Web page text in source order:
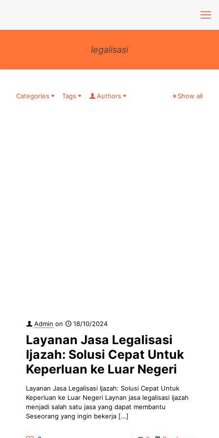
legalisasi
Categories Tags Authors Show all
Admin on 18/10/2024
Layanan Jasa Legalisasi
Ijazah: Solusi Cepat Untuk
Keperluan ke Luar Negeri
Layanan Jasa Legalisasi Ijazah: Solusi Cepat Untuk
Keperluan ke Luar Negeri Laynan jasa legalisasi ijazah
menjadi salah satu jasa yang dapat membantu
Seseorang yang ingin bekerja […]